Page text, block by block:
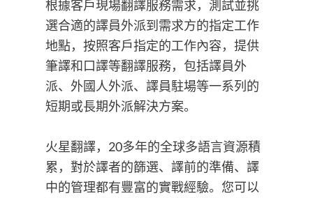
根據客戶現場翻譯服務需求，測試並挑
選合適的譯員外派到需求方的指定工作
地點，按照客戶指定的工作內容，提供
筆譯和口譯等翻譯服務，包括譯員外
派、外國人外派、譯員駐場等一系列的
短期或長期外派解決方案。
火星翻譯，20多年的全球多語言資源積
累，對於譯者的篩選、譯前的準備、譯
中的管理都有豐富的實戰經驗。您可以